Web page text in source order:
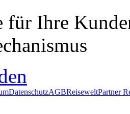
für Ihre
DatenschutzAGBReiseweltPartner